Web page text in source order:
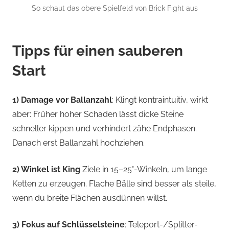
So schaut das obere Spielfeld von Brick Fight aus
Tipps für einen sauberen
Start
1) Damage vor Ballanzahl: Klingt kontraintuitiv, wirkt
aber: Früher hoher Schaden lässt dicke Steine
schneller kippen und verhindert zähe Endphasen.
Danach erst Ballanzahl hochziehen.
2) Winkel ist King Ziele in 15–25°-Winkeln, um lange
Ketten zu erzeugen. Flache Bälle sind besser als steile,
wenn du breite Flächen ausdünnen willst.
3) Fokus auf Schlüsselsteine: Teleport-/Splitter-